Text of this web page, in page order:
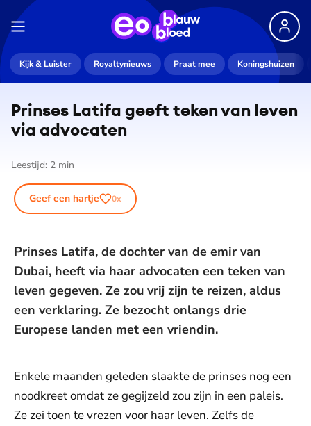
Kijk & Luister Royaltynieuws Praat mee Koningshuizen
Prinses Latifa geeft teken van leven
via advocaten
Leestijd: 2 min
Geef een hartje 0x
Prinses Latifa, de dochter van de emir van
Dubai, heeft via haar advocaten een teken van
leven gegeven. Ze zou vrij zijn te reizen, aldus
een verklaring. Ze bezocht onlangs drie
Europese landen met een vriendin.
Enkele maanden geleden slaakte de prinses nog een
noodkreet omdat ze gegijzeld zou zijn in een paleis.
Ze zei toen te vrezen voor haar leven. Zelfs de